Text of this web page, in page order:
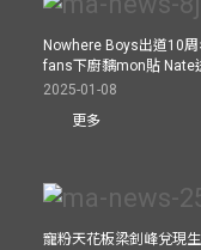
Nowhere Boys出道10
fans下廚黐mon貼 Nate
2025-01-08
更多
寵粉天花板梁釗峰兌現